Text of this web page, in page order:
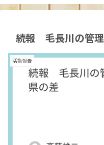
続報 毛長川の管
活動報告